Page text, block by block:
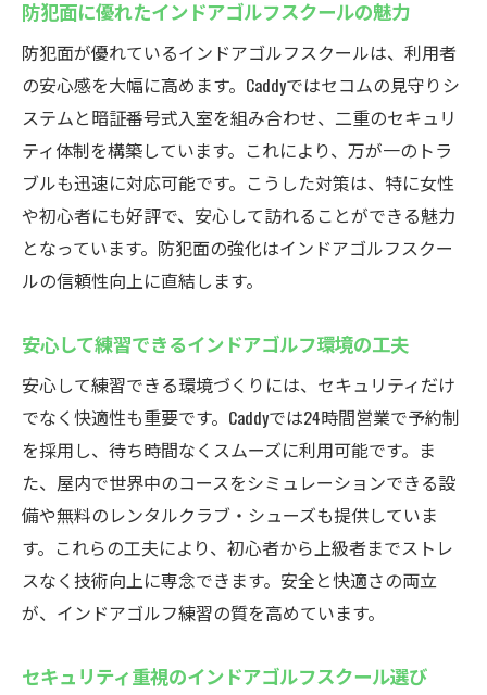
防犯面に優れたインドアゴルフスクールの魅力
防犯面が優れているインドアゴルフスクールは、利用者
の安心感を大幅に高めます。Caddyではセコムの見守りシ
ステムと暗証番号式入室を組み合わせ、二重のセキュリ
ティ体制を構築しています。これにより、万が一のトラ
ブルも迅速に対応可能です。こうした対策は、特に女性
や初心者にも好評で、安心して訪れることができる魅力
となっています。防犯面の強化はインドアゴルフスクー
ルの信頼性向上に直結します。
安心して練習できるインドアゴルフ環境の工夫
安心して練習できる環境づくりには、セキュリティだけ
でなく快適性も重要です。Caddyでは24時間営業で予約制
を採用し、待ち時間なくスムーズに利用可能です。ま
た、屋内で世界中のコースをシミュレーションできる設
備や無料のレンタルクラブ・シューズも提供していま
す。これらの工夫により、初心者から上級者までストレ
スなく技術向上に専念できます。安全と快適さの両立
が、インドアゴルフ練習の質を高めています。
セキュリティ重視のインドアゴルフスクール選び